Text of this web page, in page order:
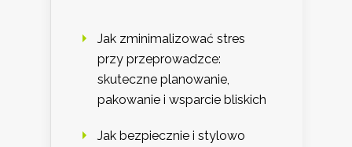
Jak zminimalizować stres
przy przeprowadzce:
skuteczne planowanie,
pakowanie i wsparcie bliskich
Jak bezpiecznie i stylowo